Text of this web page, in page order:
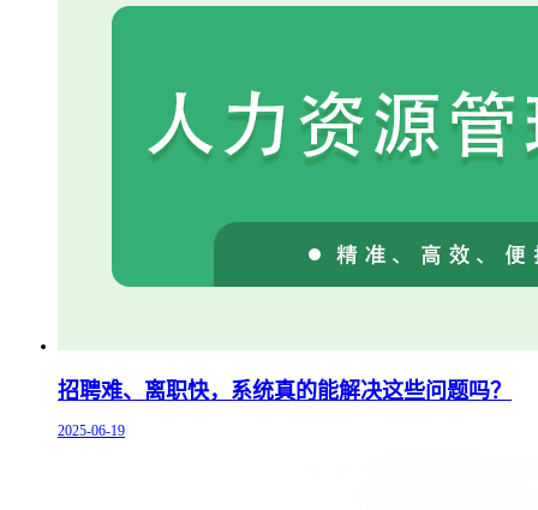
招聘难、离职快，系统真的能解决这些问题吗？
2025-06-19